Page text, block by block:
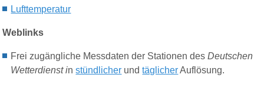
Lufttemperatur
Weblinks
Frei zugängliche Messdaten der Stationen des Deutschen
Wetterdienst instündlicher undtäglicherAuflösung.